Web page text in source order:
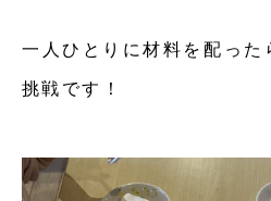
一人ひとりに材料を配った
挑戦です！